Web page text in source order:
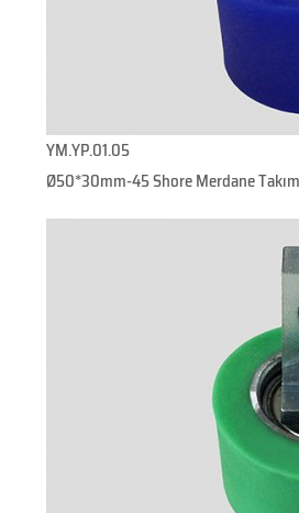
YM.YP.01.05
Ø50*30mm-45 Shore Merdane